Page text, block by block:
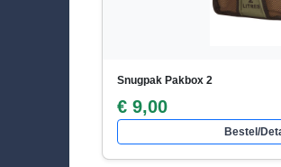
Snugpak Pakbox 2
€ 9,00
Bestel/